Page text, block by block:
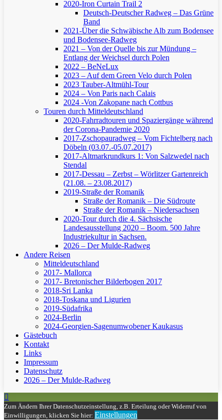
2020-Iron Curtain Trail 2
Deutsch-Deutscher Radweg – Das Grüne
Band
2021-Über die Schwäbische Alb zum Bodensee
und Bodensee-Radweg
2021 – Von der Quelle bis zur Mündung –
Entlang der Weichsel durch Polen
2022 – BeNeLux
2023 – Auf dem Green Velo durch Polen
2023 Tauber-Altmühl-Tour
2024 – Von Paris nach Calais
2024 -Von Zakopane nach Cottbus
Touren durch Mitteldeutschland
2020-Fahrradtouren und Spaziergänge während
der Corona-Pandemie 2020
2017-Zschopauradweg – Vom Fichtelberg nach
Döbeln (03.07.-05.07.2017)
2017-Altmarkrundkurs 1: Von Salzwedel nach
Stendal
2017-Dessau – Zerbst – Wörlitzer Gartenreich
(21.08. – 23.08.2017)
2019-Straße der Romanik
Straße der Romanik – Die Südroute
Straße der Romanik – Niedersachsen
2020-Tour durch die 4. Sächsische
Landesausstellung 2020 – Boom. 500 Jahre
Industriekultur in Sachsen.
2026 – Der Mulde-Radweg
Andere Reisen
Mitteldeutschland
2017- Mallorca
2017- Bretonischer Bilderbogen 2017
2018-Sri Lanka
2018-Toskana und Ligurien
2019-Südafrika
2024-Berlin
2024-Georgien-Sagenumwobener Kaukasus
Gästebuch
Kontakt
Links
Impressum
Datenschutz
2026 – Der Mulde-Radweg
Zum Ändern Ihrer Datenschutzeinstellung, z.B. Erteilung oder Widerruf von
Einwilligungen, klicken Sie hier: Einstellungen